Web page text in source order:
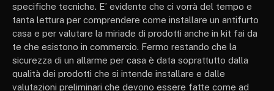
specifiche tecniche. E’ evidente che ci vorrà del tempo e
tanta lettura per comprendere come installare un antifurto
casa e per valutare la miriade di prodotti anche in kit fai da
te che esistono in commercio. Fermo restando che la
sicurezza di un allarme per casa è data soprattutto dalla
qualità dei prodotti che si intende installare e dalle
valutazioni preliminari che devono essere fatte come ad